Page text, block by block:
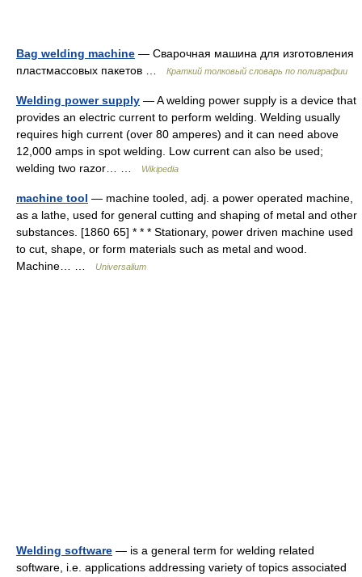
Bag welding machine — Сварочная машина для изготовления
пластмассовых пакетов …
Краткий толковый словарь по полиграфии
Welding power supply — A welding power supply is a device that
provides an electric current to perform welding. Welding usually
requires high current (over 80 amperes) and it can need above
12,000 amps in spot welding. Low current can also be used;
welding two razor… …
Wikipedia
machine tool — machine tooled, adj. a power operated machine,
as a lathe, used for general cutting and shaping of metal and other
substances. [1860 65] * * * Stationary, power driven machine used
to cut, shape, or form materials such as metal and wood.
Machine… …
Universalium
Welding software — is a general term for welding related
software, i.e. applications addressing variety of topics associated